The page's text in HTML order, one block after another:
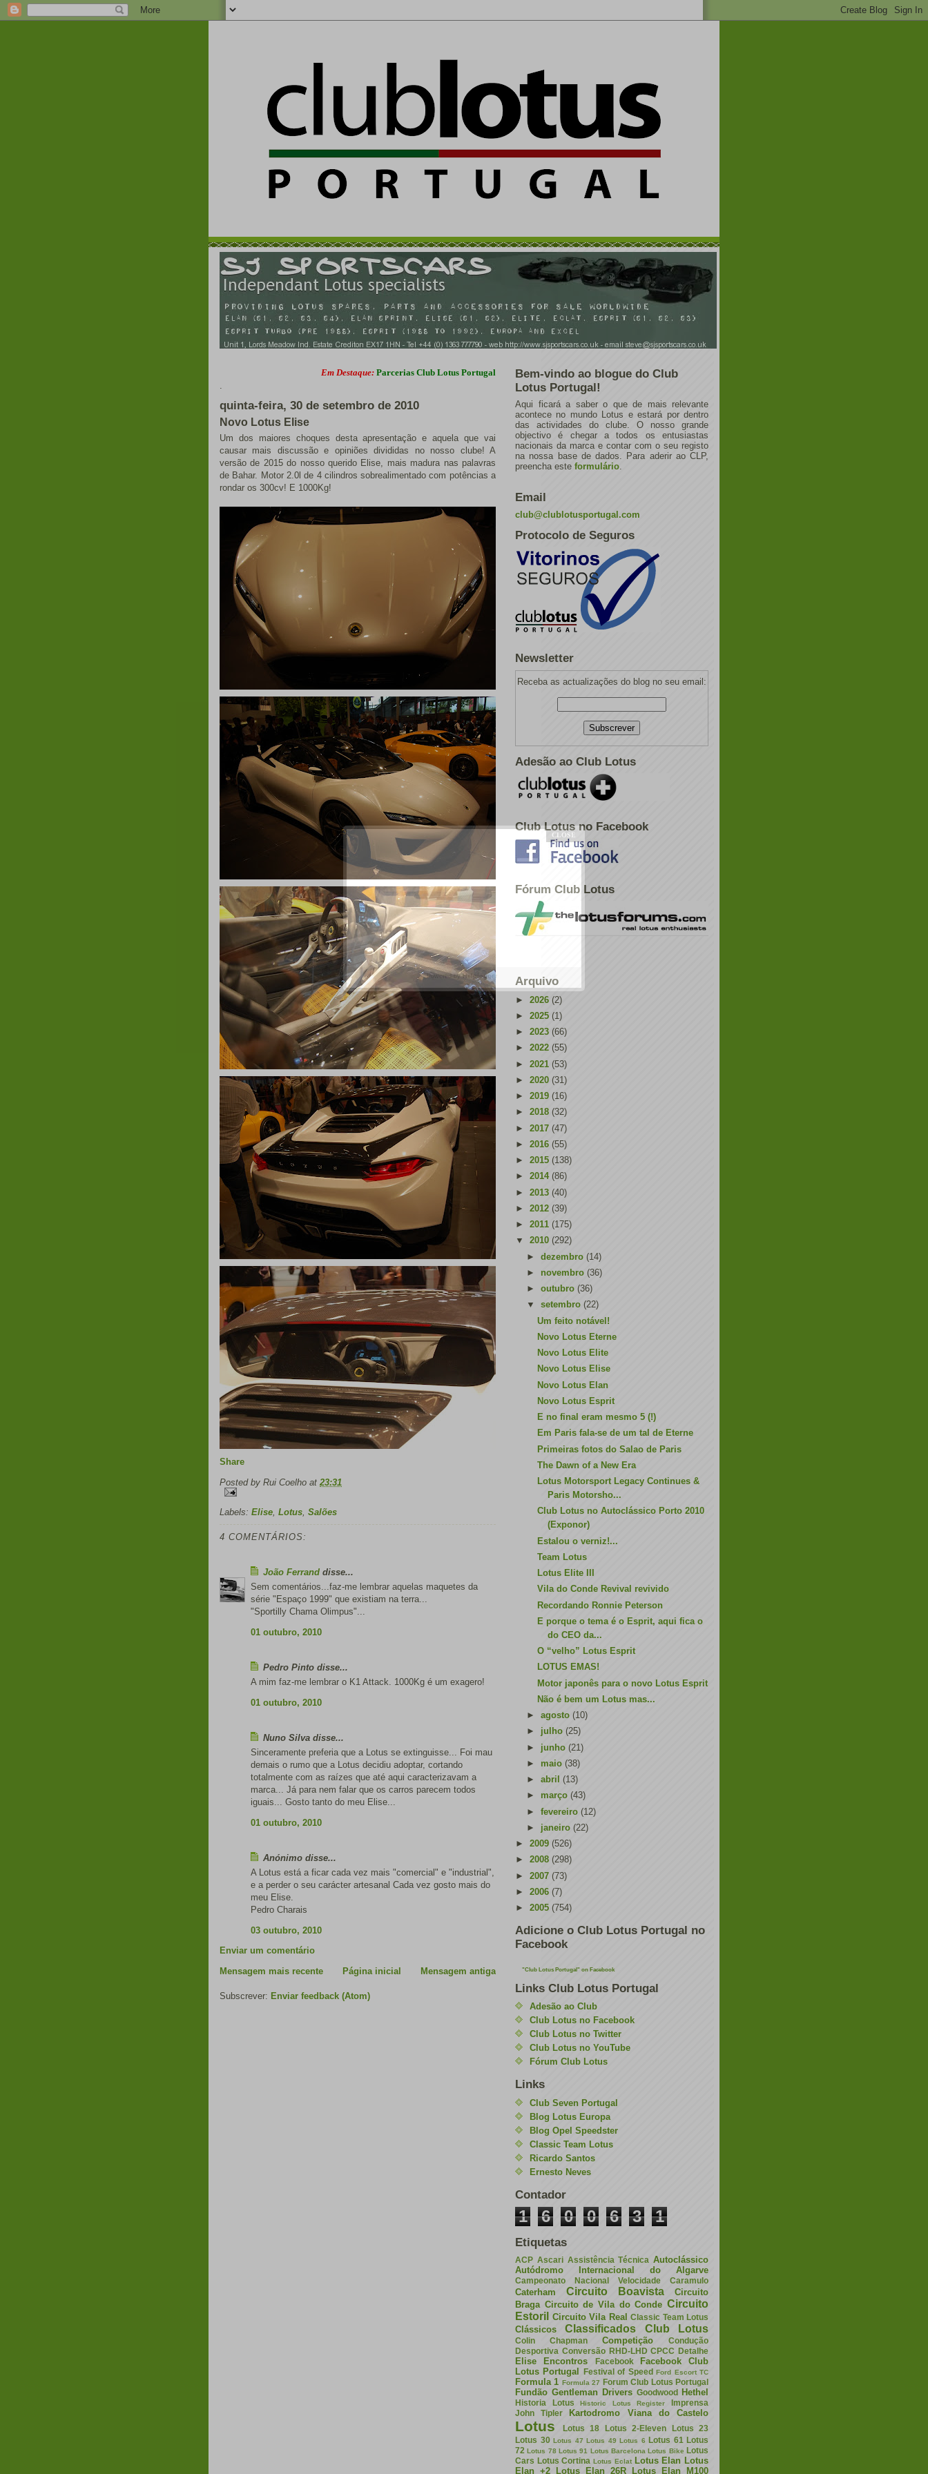
Em Destaque:Parcerias Club Lotus Portugal
quinta-feira, 30 de setembro de 2010
Novo Lotus Elise
Um dos maiores choques desta apresentação e aquela que vai
causar mais discussão e opiniões divididas no nosso clube! A
versão de 2015 do nosso querido Elise, mais madura nas palavras
de Bahar. Motor 2.0l de 4 cilindros sobrealimentado com potências a
rondar os 300cv! E 1000Kg!
Share
Posted by Rui Coelho at 23:31
Labels: Elise Lotus Salões
4 COMENTÁRIOS:
João Ferrand disse...
Sem comentários...faz-me lembrar aquelas maquetes da
série "Espaço 1999" que existiam na terra...
"Sportilly Chama Olimpus"...
01 outubro, 2010
Pedro Pinto disse...
A mim faz-me lembrar o K1 Attack. 1000Kg é um exagero!
01 outubro, 2010
Nuno Silva disse...
Sinceramente preferia que a Lotus se extinguisse... Foi mau
demais o rumo que a Lotus decidiu adoptar, cortando
totalmente com as raízes que até aqui caracterizavam a
marca... Já para nem falar que os carros parecem todos
iguais... Gosto tanto do meu Elise...
01 outubro, 2010
Anónimo disse...
A Lotus está a ficar cada vez mais "comercial" e "industrial",
e a perder o seu carácter artesanal Cada vez gosto mais do
meu Elise.
Pedro Charais
03 outubro, 2010
Enviar um comentário
Mensagem mais recente
Mensagem antiga
Página inicial
Subscrever: Enviar feedback (Atom)
Bem-vindo ao blogue do Club
Lotus Portugal!
Aqui ficará a saber o que de mais relevante
acontece no mundo Lotus e estará por dentro
das actividades do clube. O nosso grande
objectivo é chegar a todos os entusiastas
nacionais da marca e contar com o seu registo
na nossa base de dados. Para aderir ao CLP,
preencha este formulário.
Email
club@clublotusportugal.com
Powered byHelplogger
Protocolo de Seguros
Newsletter
Receba as actualizações do blog no seu email:
Adesão ao Club Lotus
Club Lotus no Facebook
Fórum Club Lotus
Arquivo
► 2026 (2)
► 2025 (1)
► 2023 (66)
► 2022 (55)
► 2021 (53)
► 2020 (31)
► 2019 (16)
► 2018 (32)
► 2017 (47)
► 2016 (55)
► 2015 (138)
► 2014 (86)
► 2013 (40)
► 2012 (39)
► 2011 (175)
▼ 2010 (292)
► dezembro (14)
► novembro (36)
► outubro (36)
▼ setembro (22)
Um feito notável!
Novo Lotus Eterne
Novo Lotus Elite
Novo Lotus Elise
Novo Lotus Elan
Novo Lotus Esprit
E no final eram mesmo 5 (!)
Em Paris fala-se de um tal de Eterne
Primeiras fotos do Salao de Paris
The Dawn of a New Era
Lotus Motorsport Legacy Continues &
Paris Motorsho...
Club Lotus no Autoclássico Porto 2010
(Exponor)
Estalou o verniz!...
Team Lotus
Lotus Elite III
Vila do Conde Revival revivido
Recordando Ronnie Peterson
E porque o tema é o Esprit, aqui fica o
do CEO da...
O “velho” Lotus Esprit
LOTUS EMAS!
Motor japonês para o novo Lotus Esprit
Não é bem um Lotus mas...
► agosto (10)
► julho (25)
► junho (21)
► maio (38)
► abril (13)
► março (43)
► fevereiro (12)
► janeiro (22)
► 2009 (526)
► 2008 (298)
► 2007 (73)
► 2006 (7)
► 2005 (754)
Adicione o Club Lotus Portugal no
Facebook
"Club Lotus Portugal" on Facebook
Links Club Lotus Portugal
Adesão ao Club
Club Lotus no Facebook
Club Lotus no Twitter
Club Lotus no YouTube
Fórum Club Lotus
Links
Club Seven Portugal
Blog Lotus Europa
Blog Opel Speedster
Classic Team Lotus
Ricardo Santos
Ernesto Neves
Contador
1 6 0 0 6 3 1
Etiquetas
ACP Ascari Assistência Técnica Autoclássico
Autódromo Internacional do Algarve
Campeonato Nacional Velocidade Caramulo
Caterham Circuito Boavista
Circuito
Braga Circuito de Vila do Conde Circuito
Estoril Circuito Vila Real Classic Team Lotus
Clássicos Classificados Club Lotus
Colin Chapman Competição
Condução
Desportiva Conversão RHD-LHD CPCC Detalhe
Elise Encontros Facebook
Facebook Club
Lotus Portugal Festival of Speed Ford Escort TC
Formula 1 Formula 27 Forum Club Lotus Portugal
Fundão Gentleman Drivers Goodwood Hethel
Historia Lotus Historic Lotus Register
Imprensa
John Tipler
Kartodromo Viana do Castelo
Lotus Lotus 18 Lotus 2-Eleven
Lotus 23
Lotus 30 Lotus 47 Lotus 49 Lotus 6 Lotus 61 Lotus
72 Lotus 78 Lotus 91 Lotus Barcelona Lotus Bike Lotus
Cars Lotus Cortina Lotus Eclat Lotus Elan Lotus
Elan +2 Lotus Elan 26R Lotus Elan M100